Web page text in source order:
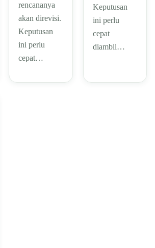
rencananya
akan direvisi.
Keputusan
ini perlu
cepat…
Keputusan
ini perlu
cepat
diambil…